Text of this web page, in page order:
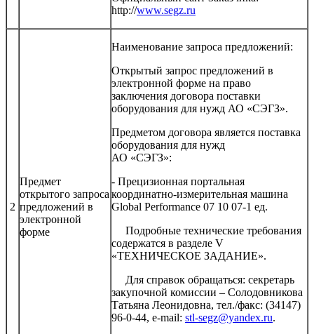
http://www.segz.ru
2
Предмет
открытого запроса
предложений в
электронной
форме
Наименование запроса предложений:
Открытый запрос предложений в
электронной форме на право
заключения договора поставки
оборудования для нужд АО «СЭГЗ».
Предметом договора является поставка
оборудования для нужд
АО «СЭГЗ»:
- Прецизионная портальная
координатно-измерительная машина
Global Performance 07 10 07-1 ед.
Подробные технические требования
содержатся в разделе V
«ТЕХНИЧЕСКОЕ ЗАДАНИЕ».
Для справок обращаться: секретарь
закупочной комиссии – Солодовникова
Татьяна Леонидовна, тел./факс: (34147)
96-0-44, e-mail: stl-segz@yandex.ru.